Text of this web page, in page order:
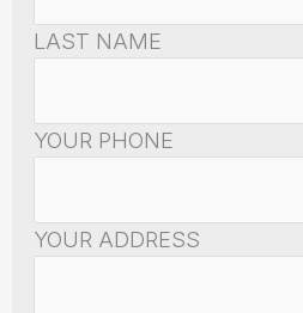
LAST NAME
YOUR PHONE
YOUR ADDRESS